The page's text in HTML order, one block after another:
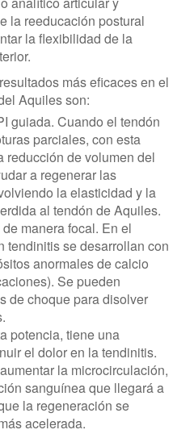
la reeducación postural
la flexibilidad de la
más eficaces en el
Aquiles son:
guiada. Cuando el tendón
parciales, con esta
reducción de volumen del
a regenerar las
la elasticidad y la
al tendón de Aquiles.
manera focal. En el
tendinitis se desarrollan con
anormales de calcio
Se pueden
de choque para disolver
potencia, tiene una
el dolor en la tendinitis.
la microcirculación,
sanguínea que llegará a
la regeneración se
acelerada.